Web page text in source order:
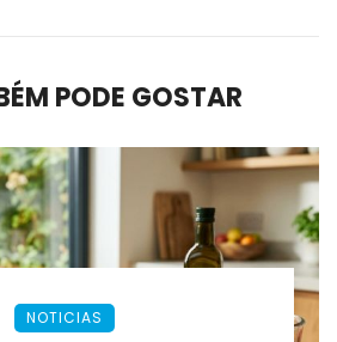
PODE GOSTAR
NOTICIAS